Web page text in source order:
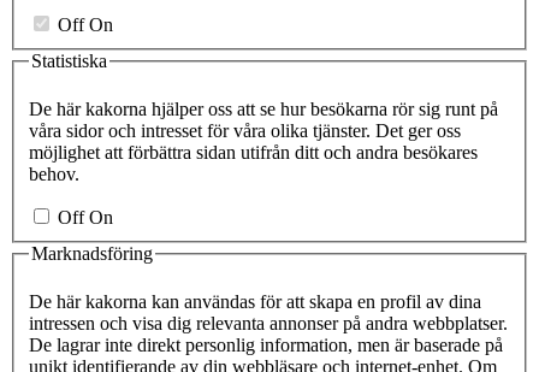
Off On
Statistiska
De här kakorna hjälper oss att se hur besökarna rör sig runt på
våra sidor och intresset för våra olika tjänster. Det ger oss
möjlighet att förbättra sidan utifrån ditt och andra besökares
behov.
Off On
Marknadsföring
De här kakorna kan användas för att skapa en profil av dina
intressen och visa dig relevanta annonser på andra webbplatser.
De lagrar inte direkt personlig information, men är baserade på
unikt identifierande av din webbläsare och internet-enhet. Om